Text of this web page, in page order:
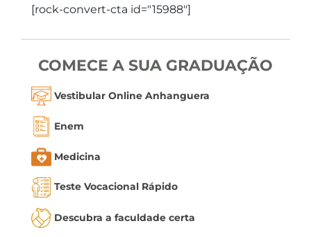
[rock-convert-cta id="15988"]
COMECE A SUA GRADUAÇÃO
Vestibular Online Anhanguera
Enem
Medicina
Teste Vocacional Rápido
Descubra a faculdade certa